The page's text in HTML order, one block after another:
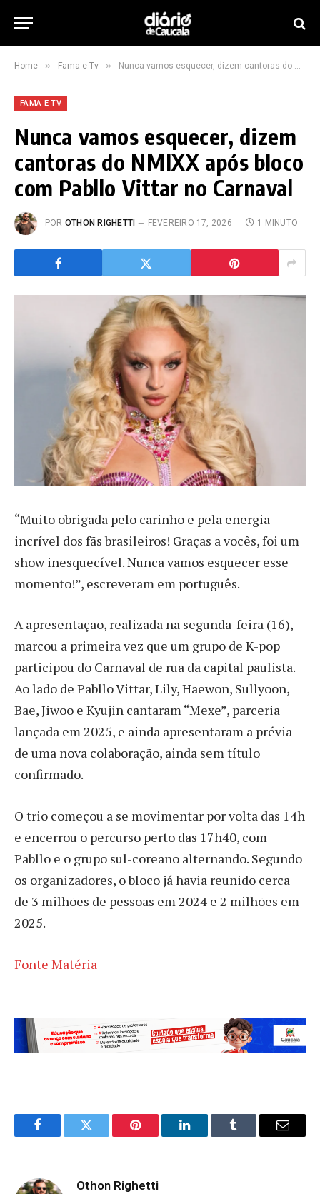
Home » Fama e Tv » Nunca vamos esquecer, dizem cantoras do NMIXX após bloco com Pabllo Vittar no Carnaval
FAMA E TV
Nunca vamos esquecer, dizem
cantoras do NMIXX após bloco
com Pabllo Vittar no Carnaval
POR OTHON RIGHETTI FEVEREIRO 17, 2026 1 MINUTO
“Muito obrigada pelo carinho e pela energia
incrível dos fãs brasileiros! Graças a vocês, foi um
show inesquecível. Nunca vamos esquecer esse
momento!”, escreveram em português.
A apresentação, realizada na segunda-feira (16),
marcou a primeira vez que um grupo de K-pop
participou do Carnaval de rua da capital paulista.
Ao lado de Pabllo Vittar, Lily, Haewon, Sullyoon,
Bae, Jiwoo e Kyujin cantaram “Mexe”, parceria
lançada em 2025, e ainda apresentaram a prévia
de uma nova colaboração, ainda sem título
confirmado.
O trio começou a se movimentar por volta das 14h
e encerrou o percurso perto das 17h40, com
Pabllo e o grupo sul-coreano alternando. Segundo
os organizadores, o bloco já havia reunido cerca
de 3 milhões de pessoas em 2024 e 2 milhões em
2025.
Fonte Matéria
FacebookTwitter Pinterest LinkedInTumblr Email
Othon Righetti